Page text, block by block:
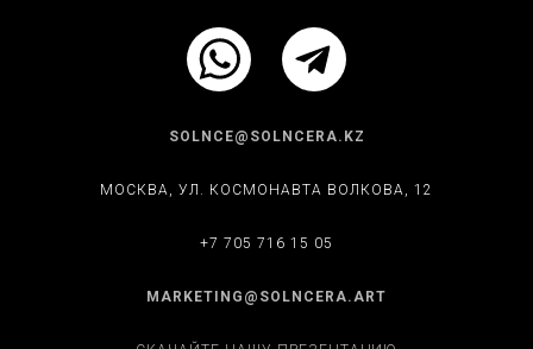
SOLNCE@SOLNCERA.KZ
МОСКВА, УЛ. КОСМОНАВТА ВОЛКОВА, 12
+7 705 716 15 05
MARKETING@SOLNCERA.ART